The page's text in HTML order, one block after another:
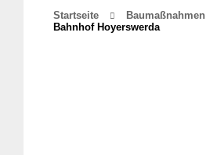
Startseite Baumaßnahmen
Bahnhof Hoyerswerda